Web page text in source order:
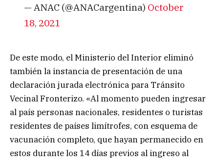
— ANAC (@ANACargentina) October
18, 2021
De este modo, el Ministerio del Interior eliminó
también la instancia de presentación de una
declaración jurada electrónica para Tránsito
Vecinal Fronterizo. «Al momento pueden ingresar
al país personas nacionales, residentes o turistas
residentes de países limítrofes, con esquema de
vacunación completo, que hayan permanecido en
estos durante los 14 días previos al ingreso al